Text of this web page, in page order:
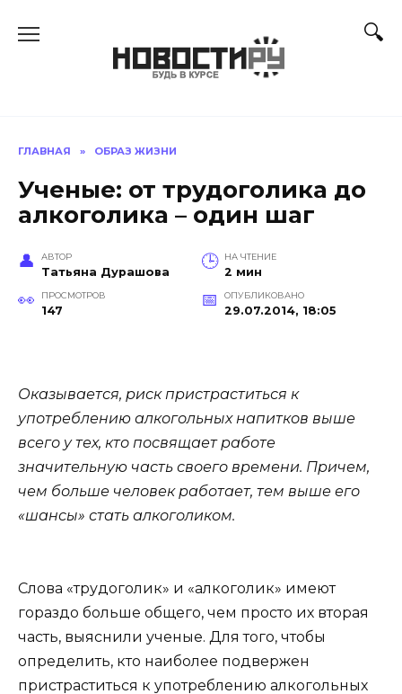
ГЛАВНАЯ » ОБРАЗ ЖИЗНИ
Ученые: от трудоголика до
алкоголика – один шаг
АВТОР
Татьяна Дурашова
НА ЧТЕНИЕ
2 мин
ПРОСМОТРОВ
147
ОПУБЛИКОВАНО
29.07.2014, 18:05
Оказывается, риск пристраститься к
употреблению алкогольных напитков выше
всего у тех, кто посвящает работе
значительную часть своего времени. Причем,
чем больше человек работает, тем выше его
«шансы» стать алкоголиком.
Слова «трудоголик» и «алкоголик» имеют
гораздо больше общего, чем просто их вторая
часть, выяснили ученые. Для того, чтобы
определить, кто наиболее подвержен
пристраститься к употреблению алкогольных